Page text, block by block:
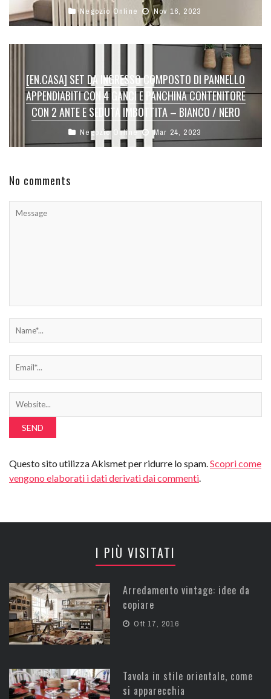
Negozio Online Nov 16, 2023
[EN.CASA] SET DA INGRESSO COMPOSTO DI PANNELLO
APPENDIABITI CON 4 GANCI E PANCHINA CONTENITORE
CON 2 ANTE E SEDUTA IMBOTTITA – BIANCO / NERO
Negozio Online Mar 24, 2023
No comments
Questo sito utilizza Akismet per ridurre lo spam.Scopri come
vengono elaborati i dati derivati dai commenti.
I PIÙ VISITATI
Arredamento vintage: idee da
copiare
Ott 17, 2016
Tavola in stile orientale, come
si apparecchia